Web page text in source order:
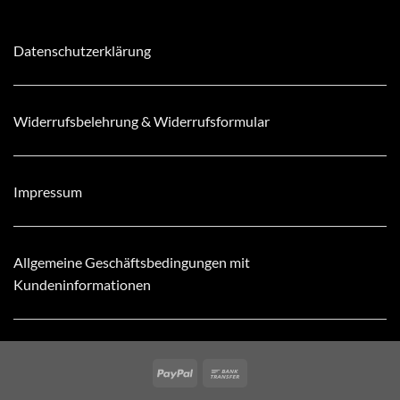
Datenschutzerklärung
Widerrufsbelehrung & Widerrufsformular
Impressum
Allgemeine Geschäftsbedingungen mit
Kundeninformationen